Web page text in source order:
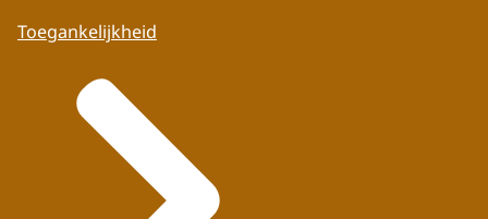
Toegankelijkheid